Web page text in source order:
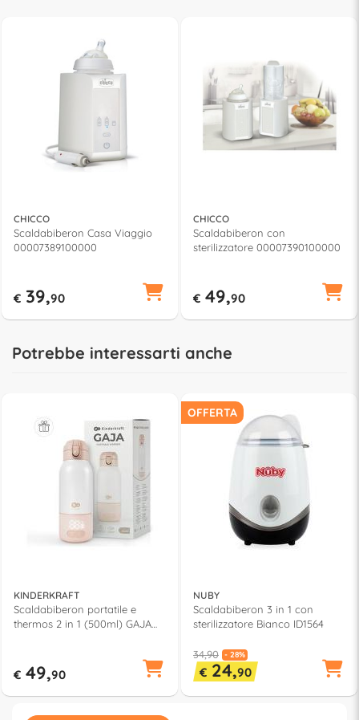
CHICCO
Scaldabiberon Casa Viaggio
00007389100000
€ 39,90
CHICCO
Scaldabiberon con
sterilizzatore 00007390100000
€ 49,90
Potrebbe interessarti anche
KINDERKRAFT
Scaldabiberon portatile e
thermos 2 in 1 (500ml) GAJA
€ 49,90
OFFERTA
NUBY
Scaldabiberon 3 in 1 con
sterilizzatore Bianco ID1564
34,90 - 28%
€ 24,90